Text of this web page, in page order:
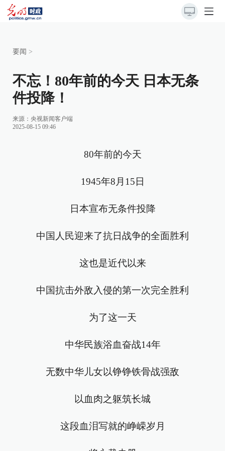
要闻 >
不忘！80年前的今天 日本无条
件投降！
来源： 央视新闻客户端
2025-08-15 09:46
80年前的今天
1945年8月15日
日本宣布无条件投降
中国人民迎来了抗日战争的全面胜利
这也是近代以来
中国抗击外敌入侵的第一次完全胜利
为了这一天
中华民族浴血奋战14年
无数中华儿女以铮铮铁骨战强敌
以血肉之躯筑长城
这段血泪写就的峥嵘岁月